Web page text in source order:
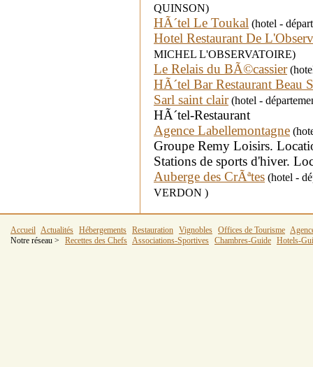
QUINSON)
HÃ´tel Le Toukal (hotel -
Hotel Restaurant De
MICHEL L'OBSERVATOIRE)
Le Relais du BÃ©cassier
HÃ´tel Bar Restaurant Beau
Sarl saint clair(hotel -
HÃ´tel-Restaurant
Agence Labellemontagne
Groupe Remy Loisirs.
Stations de sports d'hiver.
Auberge des CrÃªtes (hotel -
VERDON )
Accueil Actualités Hébergements Restauration Vignobles Offices de Tourisme
Notre réseau >
Recettes des Chefs Associations-Sportives Chambres-Guide Hotels-